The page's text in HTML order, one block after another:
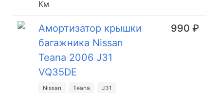
Км
Амортизатор крышки
багажника Nissan
Teana 2006 J31
VQ35DE
Nissan Teana
J31
990 ₽